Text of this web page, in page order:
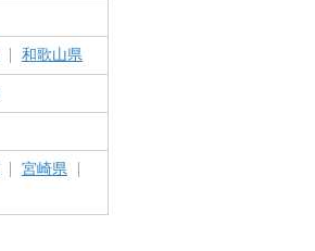
和歌山県
宮崎県